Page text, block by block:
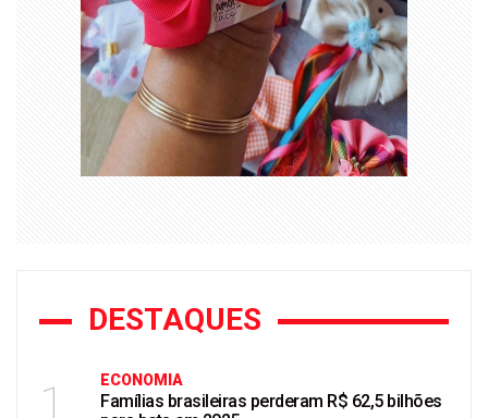
DESTAQUES
1 ECONOMIA
Famílias brasileiras perderam R$ 62,5 bilhões